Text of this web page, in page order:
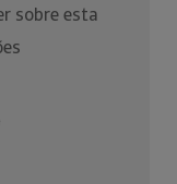
sobre esta